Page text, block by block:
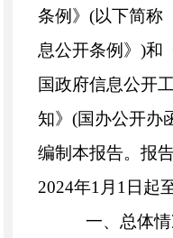
条例》(以下简称
息公开条例》)和
国政府信息公开
知》(国办公开办
编制本报告。报
2024年1月1日起
一、总体